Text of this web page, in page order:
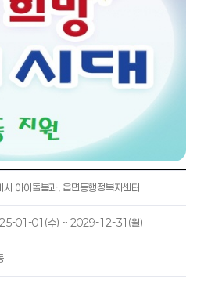
집대상, 참여비용, 모집인원, 신청방법, 운영장소,
시 아이돌봄과, 읍면동행정복지센터
01-01(수) ~ 2029-12-31(월)